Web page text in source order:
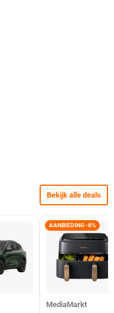
Bekijk alle deals
AANBIEDING -8%
MediaMarkt